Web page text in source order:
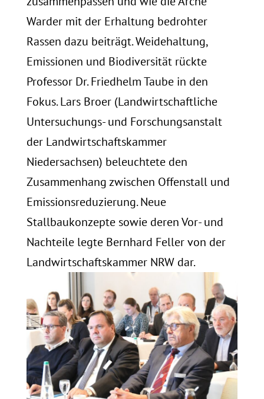
Warder mit der Erhaltung bedrohter
Rassen dazu beiträgt. Weidehaltung,
Emissionen und Biodiversität rückte
Professor Dr. Friedhelm Taube in den
Fokus. Lars Broer (Landwirtschaftliche
Untersuchungs- und Forschungsanstalt
der Landwirtschaftskammer
Niedersachsen) beleuchtete den
Zusammenhang zwischen Offenstall und
Emissionsreduzierung. Neue
Stallbaukonzepte sowie deren Vor- und
Nachteile legte Bernhard Feller von der
Landwirtschaftskammer NRW dar.